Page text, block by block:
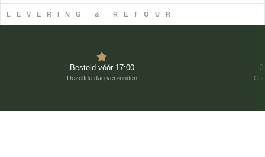
LEVERING & RETOUR
Besteld vóór 17:00
Dezelfde dag verzonden